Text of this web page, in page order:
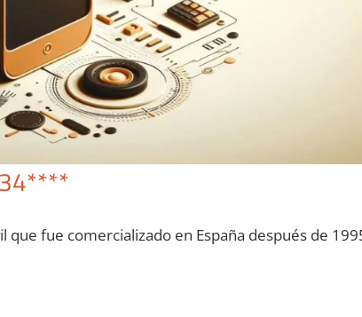
fue comercializado en España después dе